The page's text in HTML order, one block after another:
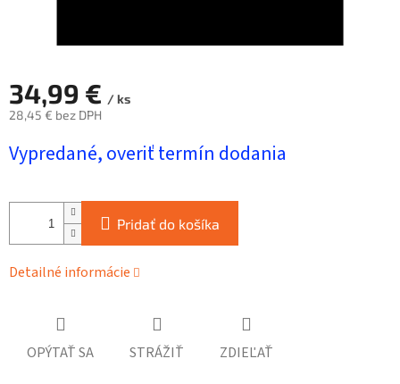
34,99 € / ks
28,45 € bez DPH
cena:
Vypredané, overiť termín dodania
Pridať do košíka
Detailné informácie
OPÝTAŤ SA STRÁŽIŤ ZDIEĽAŤ